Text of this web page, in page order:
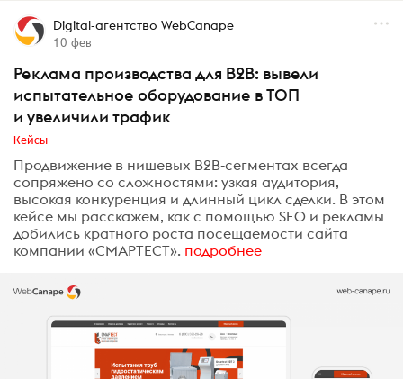
Digital-агентство WebCanape
10 фев
Реклама производства для B2B: вывели
испытательное оборудование в ТОП
и увеличили трафик
Кейсы
Продвижение в нишевых B2B-сегментах всегда
сопряжено со сложностями: узкая аудитория,
высокая конкуренция и длинный цикл сделки. В этом
кейсе мы расскажем, как с помощью SEO и рекламы
добились кратного роста посещаемости сайта
компании «СМАРТЕСТ». подробнее